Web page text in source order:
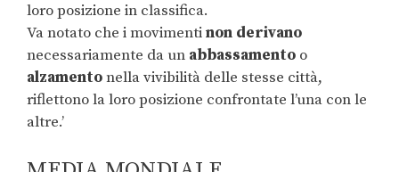
loro posizione in classifica.
Va notato che i movimentinon derivano
necessariamente da un abbassamento o
alzamentonella vivibilità delle stesse città,
riflettono la loro posizione confrontate l’una con le
altre.’